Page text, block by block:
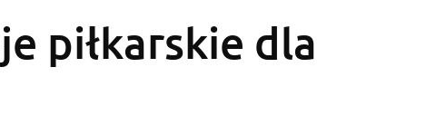
piłkarskie dla